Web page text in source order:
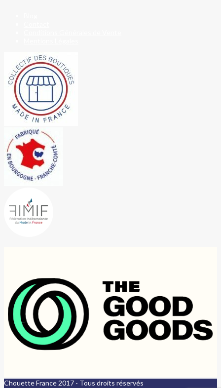
Chouette France 2017 - Tous droits réservés